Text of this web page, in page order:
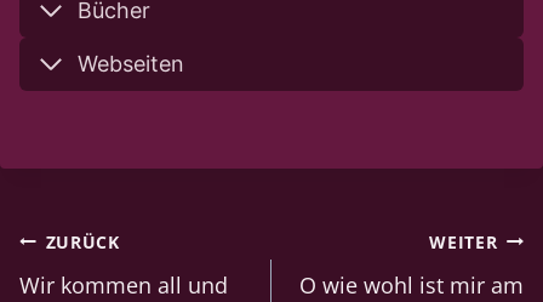
Bücher
Webseiten
Beitragsnavigation
ZURÜCK
Wir kommen all und
WEITER
O wie wohl ist mir am